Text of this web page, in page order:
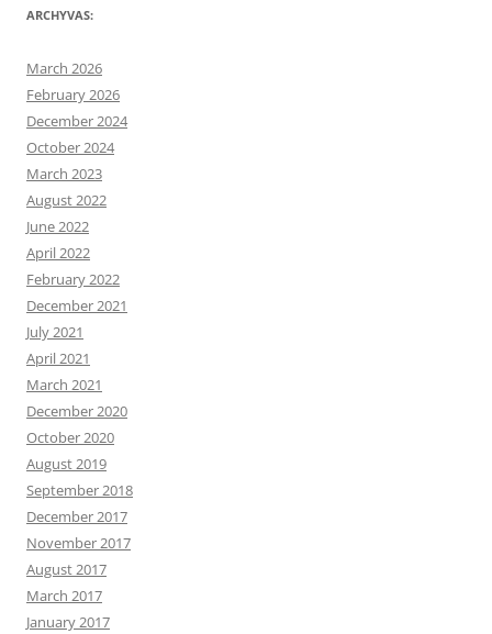
ARCHYVAS:
March 2026
February 2026
December 2024
October 2024
March 2023
August 2022
June 2022
April 2022
February 2022
December 2021
July 2021
April 2021
March 2021
December 2020
October 2020
August 2019
September 2018
December 2017
November 2017
August 2017
March 2017
January 2017